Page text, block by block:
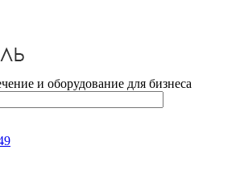
и оборудование для бизнеса